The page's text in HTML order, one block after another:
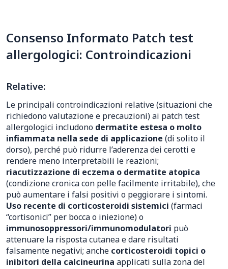
Consenso Informato Patch test
allergologici: Controindicazioni
Relative:
Le principali controindicazioni relative (situazioni che
richiedono valutazione e precauzioni) ai patch test
allergologici includono dermatite estesa o molto
infiammata nella sede di applicazione (di solito il
dorso), perché può ridurre l’aderenza dei cerotti e
rendere meno interpretabili le reazioni;
riacutizzazione di eczema o dermatite atopica
(condizione cronica con pelle facilmente irritabile), che
può aumentare i falsi positivi o peggiorare i sintomi.
Uso recente di corticosteroidi sistemici (farmaci
“cortisonici” per bocca o iniezione) o
immunosoppressori/immunomodulatori può
attenuare la risposta cutanea e dare risultati
falsamente negativi; anche corticosteroidi topici o
inibitori della calcineurina applicati sulla zona del